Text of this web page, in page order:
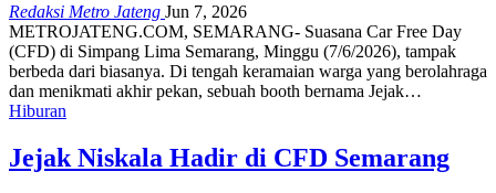
Redaksi Metro Jateng Jun 7, 2026
METROJATENG.COM, SEMARANG- Suasana Car Free Day
(CFD) di Simpang Lima Semarang, Minggu (7/6/2026), tampak
berbeda dari biasanya. Di tengah keramaian warga yang berolahraga
dan menikmati akhir pekan, sebuah booth bernama Jejak…
Hiburan
Jejak Niskala Hadir di CFD Semarang